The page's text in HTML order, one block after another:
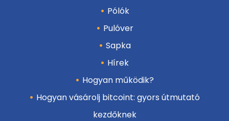
Pólók
Pulóver
Sapka
Hírek
Hogyan működik?
Hogyan vásárolj bitcoint: gyors útmutató
kezdőknek